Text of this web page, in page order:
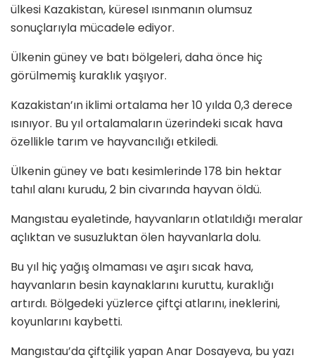
ülkesi Kazakistan, küresel ısınmanın olumsuz
sonuçlarıyla mücadele ediyor.
Ülkenin güney ve batı bölgeleri, daha önce hiç
görülmemiş kuraklık yaşıyor.
Kazakistan’ın iklimi ortalama her 10 yılda 0,3 derece
ısınıyor. Bu yıl ortalamaların üzerindeki sıcak hava
özellikle tarım ve hayvancılığı etkiledi.
Ülkenin güney ve batı kesimlerinde 178 bin hektar
tahıl alanı kurudu, 2 bin civarında hayvan öldü.
Mangıstau eyaletinde, hayvanların otlatıldığı meralar
açlıktan ve susuzluktan ölen hayvanlarla dolu.
Bu yıl hiç yağış olmaması ve aşırı sıcak hava,
hayvanların besin kaynaklarını kuruttu, kuraklığı
artırdı. Bölgedeki yüzlerce çiftçi atlarını, ineklerini,
koyunlarını kaybetti.
Mangıstau’da çiftçilik yapan Anar Dosayeva, bu yazı